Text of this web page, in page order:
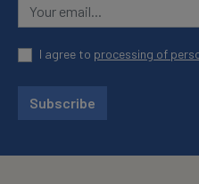
I agree to processing of
Subscribe